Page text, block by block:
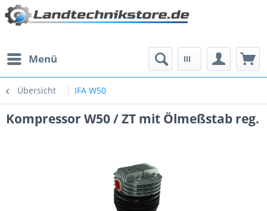
Menü
Übersicht IFA W50
Kompressor W50 / ZT mit Ölmeßstab reg.